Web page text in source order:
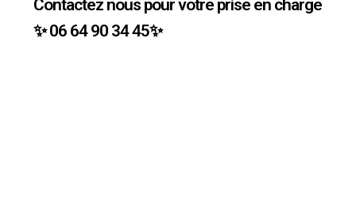
Contactez nous pour votre prise en charge
✨ 06 64 90 34 45✨